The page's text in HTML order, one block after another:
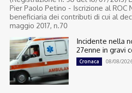
Pier Paolo Petino - Iscrizione al ROC
beneficiaria dei contributi di cui al
maggio 2017, n.70
Incidente nella
27enne in gravi
Cronaca 08/08/